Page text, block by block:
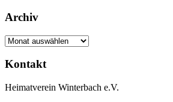
Archiv
Archiv
Kontakt
Heimatverein Winterbach e.V.